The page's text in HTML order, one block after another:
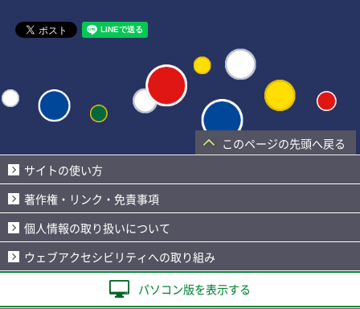
このページの先頭へ戻る
サイトの使い方
著作権・リンク・免責事項
個人情報の取り扱いについて
ウェブアクセシビリティへの取り組み
パソコン版を表示する